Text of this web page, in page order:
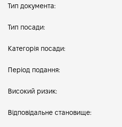
Тип документа:
Тип посади:
Категорія посади:
Період подання:
Високий ризик:
Відповідальне становище: